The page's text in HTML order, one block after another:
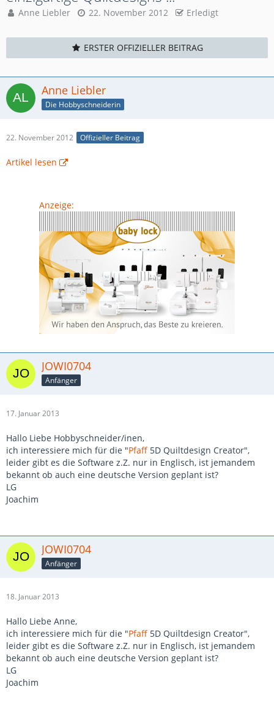
Anne Liebler 22. November 2012 Erledigt
ERSTER OFFIZIELLER BEITRAG
Anne Liebler
Die Hobbyschneiderin
22. November 2012 Offizieller Beitrag
Artikel lesen
Anzeige:
JOWI0704
Anfänger
17. Januar 2013
Hallo Liebe Hobbyschneider/inen,
ich interessiere mich für die "Pfaff 5D Quiltdesign Creator",
leider gibt es die Software z.Z. nur in Englisch, ist jemandem
bekannt ob auch eine deutsche Version geplant ist?
LG
Joachim
JOWI0704
Anfänger
18. Januar 2013
Hallo Liebe Anne,
ich interessiere mich für die "Pfaff 5D Quiltdesign Creator",
leider gibt es die Software z.Z. nur in Englisch, ist jemandem
bekannt ob auch eine deutsche Version geplant ist?
LG
Joachim